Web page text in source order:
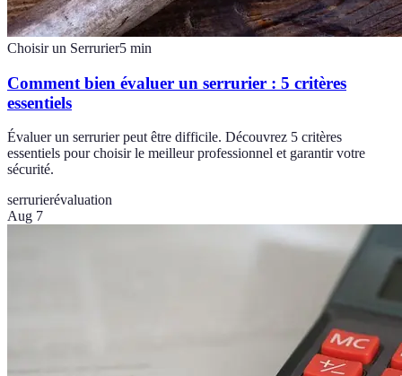
Choisir un Serrurier5 min
Comment bien évaluer un serrurier : 5 critères
essentiels
Évaluer un serrurier peut être difficile. Découvrez 5 critères
essentiels pour choisir le meilleur professionnel et garantir votre
sécurité.
serrurierévaluation
Aug 7